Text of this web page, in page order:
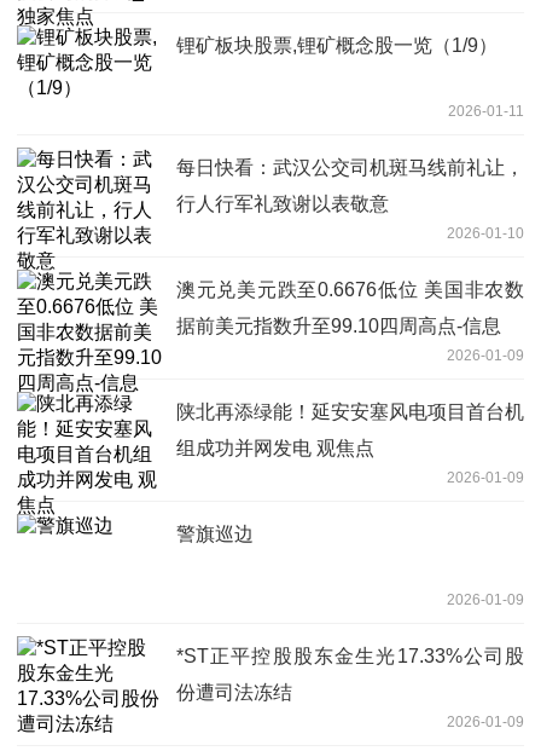
锂矿板块股票,锂矿概念股一览（1/9）
2026-01-11
每日快看：武汉公交司机斑马线前礼让，
行人行军礼致谢以表敬意
2026-01-10
澳元兑美元跌至0.6676低位 美国非农数
据前美元指数升至99.10四周高点-信息
2026-01-09
陕北再添绿能！延安安塞风电项目首台机
组成功并网发电 观焦点
2026-01-09
警旗巡边
2026-01-09
*ST正平控股股东金生光17.33%公司股
份遭司法冻结
2026-01-09